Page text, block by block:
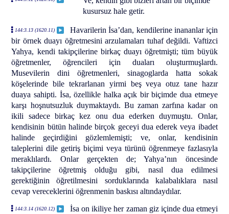
kusursuz hale getir.
144:3.13 (1620.11)
Havarilerin İsa’dan, kendilerine inananlar için
bir örnek duayı öğretmesini arzulamaları tuhaf değildi. Vaftizci
Yahya, kendi takipçilerine birkaç duayı öğretmişti; tüm büyük
öğretmenler, öğrencileri için duaları oluşturmuşlardı.
Musevilerin dini öğretmenleri, sinagoglarda hatta sokak
köşelerinde bile tekrarlanan yirmi beş veya otuz tane hazır
duaya sahipti. İsa, özellikle halka açık bir biçimde dua etmeye
karşı hoşnutsuzluk duymaktaydı. Bu zaman zarfına kadar on
ikili sadece birkaç kez onu dua ederken duymuştu. Onlar,
kendisinin bütün halinde birçok geceyi dua ederek veya ibadet
halinde geçirdiğini gözlemlemişti; ve, onlar, kendisinin
taleplerini dile getiriş biçimi veya türünü öğrenmeye fazlasıyla
meraklılardı. Onlar gerçekten de; Yahya’nın öncesinde
takipçilerine öğretmiş olduğu gibi, nasıl dua edilmesi
gerektiğinin öğretilmesini sorduklarında kalabalıklara nasıl
cevap vereceklerini öğrenmenin baskısı altındaydılar.
144:3.14 (1620.12)
İsa on ikiliye her zaman giz içinde dua etmeyi